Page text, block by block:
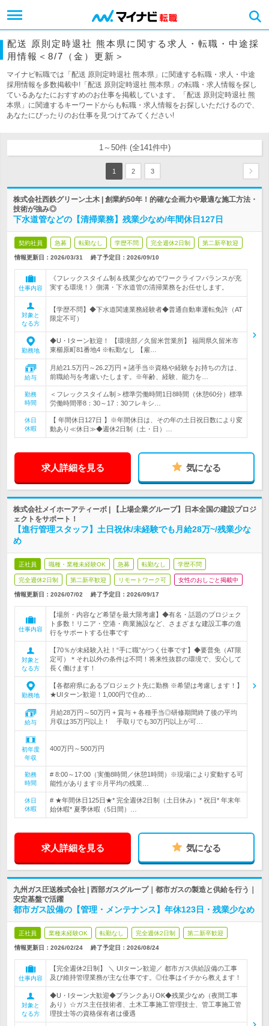
配送 原則定時退社 熊本県に関する求人・転職・中途採
用情報＜8/7（金）更新＞
マイナビ転職では「配送 原則定時退社 熊本県」に関連する転職・求人・中途
採用情報を多数掲載中!「配送 原則定時退社 熊本県」の転職・求人情報を探し
ているあなたにおすすめのお仕事を掲載しています。「配送 原則定時退社 熊
本県」に関連するキーワードからも転職・求人情報をお探しいただけるので、
あなたにぴったりのお仕事を見つけてみてください!
1～50件 (全141件中)
1 2 3
株式会社西鉄グリーン土木 | 創業約50年！的確な企画力や最適な施工方法・
技術が強み◎
下水道管などの【清掃業務】残業少なめ/年間休日127日
契約社員 急募 転勤なし 学歴不問 完全週休2日制 第二新卒歓迎
情報更新日：2026/03/31 終了予定日： 2026/09/10
仕事内容
《フレックスタイム制＆残業少なめでワークライフバランスが充
実する環境！》側溝・下水道管の清掃業務をお任せします。
対象と
なる方
【学歴不問】◆下水道関連業務経験者◆普通自動車運転免許（AT
限定不可）
勤務地
◆U・Iターン歓迎！ 【環境部／久留米営業所】 福岡県久留米市
東櫛原町81番地4 ※転勤なし 【雇…
給与
月給21.5万円～26.2万円 + 諸手当※資格や経験をお持ちの方は、
前職給与を考慮いたします。※年齢、経験、能力を…
勤務
時間
＜フレックスタイム制＞標準労働時間1日8時間（休憩60分）標準
労働時間帯8：30～17：30フレキシ…
休日
休暇
【 年間休日127日 】※年間休日は、その年の土日祝日数により変
動あり≪休日≫◆週休2日制（土・日）…
求人詳細を見る 気になる
株式会社メイホーアティーボ | 【上場企業グループ】日本全国の建設プロジ
ェクトをサポート！
【進行管理スタッフ】土日祝休/未経験でも月給28万~/残業少な
め
正社員 職種・業種未経験OK 急募 転勤なし 学歴不問
完全週休2日制 第二新卒歓迎 リモートワーク可 女性のおしごと掲載中
情報更新日：2026/07/02 終了予定日： 2026/09/17
仕事内容
【場所・内容など希望を最大限考慮】◆有名・話題のプロジェク
ト多数！リニア・空港・商業施設など、さまざまな建設工事の進
行をサポートする仕事です
対象と
なる方
【70％が未経験入社！“手に職”がつく仕事です】◆要普免（AT限
定可）＊それ以外の条件は不問！将来性抜群の環境で、安心して
長く働けます！
勤務地
【各都府県にあるプロジェクト先に勤務 ※希望は考慮します！】
★UIターン歓迎！1,000円で住め…
給与
月給28万円～50万円 + 賞与 + 各種手当◎研修期間終了後の平均
月収は35万円以上！ 手取りでも30万円以上が可…
初年度
年収
400万円～500万円
勤務
時間
# 8:00～17:00（実働8時間／休憩1時間）※現場により変動する可
能性があります※月平均の残業…
休日
休暇
# ★年間休日125日★* 完全週休2日制（土日休み）* 祝日* 年末年
始休暇* 夏季休暇（5日間）…
求人詳細を見る 気になる
九州ガス圧送株式会社 | 西部ガスグループ｜都市ガスの製造と供給を行う｜
安定基盤で活躍
都市ガス設備の【管理・メンテナンス】年休123日・残業少なめ
正社員 業種未経験OK 転勤なし 完全週休2日制 第二新卒歓迎
情報更新日：2026/02/24 終了予定日： 2026/08/24
仕事内容
【完全週休2日制】 ＼ UIターン歓迎／ 都市ガス供給設備の工事
及び維持管理業務が主な仕事です。◎仕事はイチから教えます！
対象と
なる方
◆U・Iターン大歓迎◆ブランクありOK◆残業少なめ（夜間工事
あり）☆ガス主任技術者、土木工事施工管理技士、管工事施工管
理技士等の資格保有者は優遇